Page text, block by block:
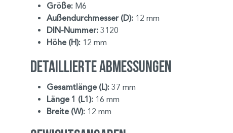
Größe: M6
Außendurchmesser (D): 12 mm
DIN-Nummer: 3120
Höhe (H): 12 mm
Detaillierte Abmessungen
Gesamtlänge (L): 37 mm
Länge 1 (L1): 16 mm
Breite (W): 12 mm